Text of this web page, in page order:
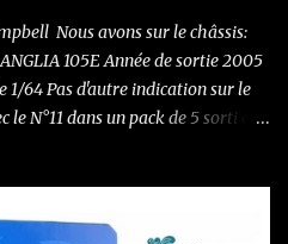
Nous avons sur le châssis:
105E Année de sortie 2005
64 Pas d'autre indication sur le
le N°11 dans un pack de 5 sorti en